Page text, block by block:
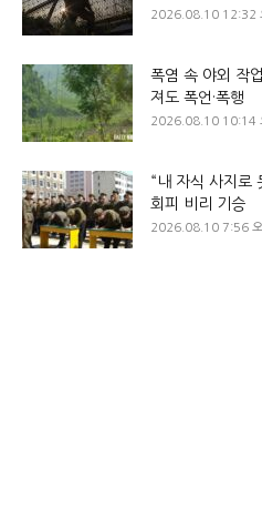
2026.08.10 12:32
폭염 속 야외 작
져도 폭언·폭행
2026.08.10 10:14
“내 자식 사지로
회피 비리 기승
2026.08.10 7:56 오